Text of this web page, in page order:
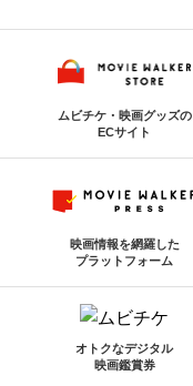
ムビチケ・映画グッズの
ECサイト
映画情報を網羅した
プラットフォーム
オトクなデジタル
映画鑑賞券